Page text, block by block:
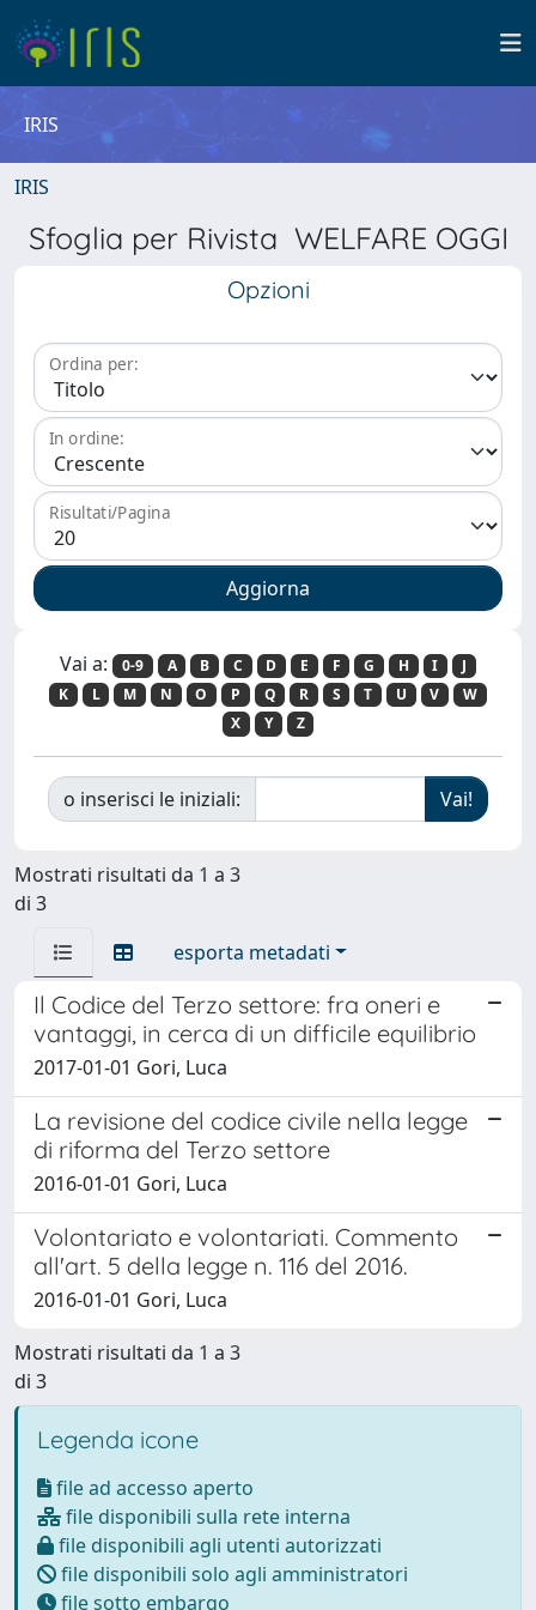
IRIS
IRIS
Sfoglia per Rivista WELFARE OGGI
Opzioni
Ordina per:
In ordine:
Risultati/Pagina
Vai a: 0-9 A B C D E F G H I
J
K
L M N O P Q R S T U V
W
X
Y Z
o inserisci le iniziali:
Mostrati risultati da 1 a 3
di 3
esporta metadati
Il Codice del Terzo settore: fra oneri e
vantaggi, in cerca di un difficile equilibrio
2017-01-01 Gori, Luca
La revisione del codice civile nella legge
di riforma del Terzo settore
2016-01-01 Gori, Luca
Volontariato e volontariati. Commento
all'art. 5 della legge n. 116 del 2016.
2016-01-01 Gori, Luca
Mostrati risultati da 1 a 3
di 3
Legenda icone
file ad accesso aperto
file disponibili sulla rete interna
file disponibili agli utenti autorizzati
file disponibili solo agli amministratori
file sotto embargo